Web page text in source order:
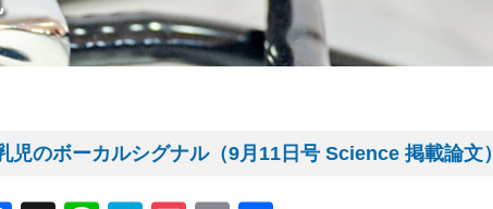
のボーカルシグナル（9月11日号 Science 掲載論文）